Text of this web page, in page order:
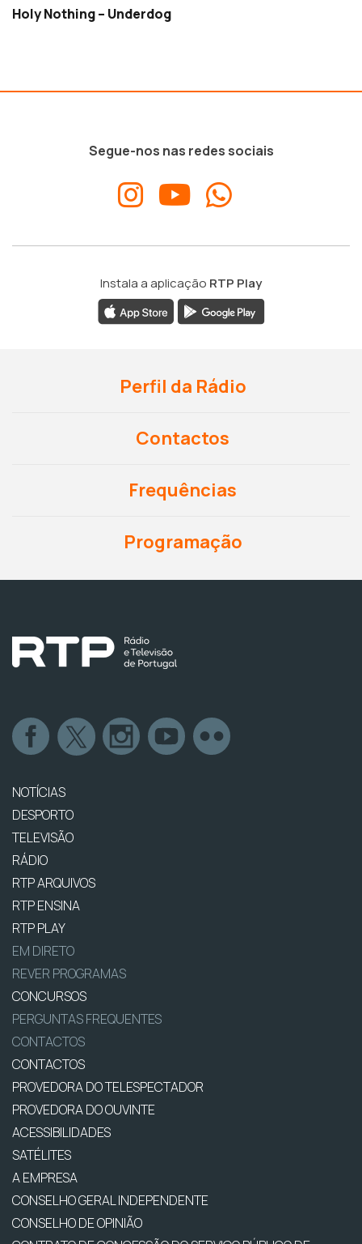
Holy Nothing – Underdog
Segue-nos nas redes sociais
Instala a aplicação RTP Play
Perfil da Rádio
Contactos
Frequências
Programação
NOTÍCIAS
DESPORTO
TELEVISÃO
RÁDIO
RTP ARQUIVOS
RTP ENSINA
RTP PLAY
EM DIRETO
REVER PROGRAMAS
CONCURSOS
PERGUNTAS FREQUENTES
CONTACTOS
CONTACTOS
PROVEDORA DO TELESPECTADOR
PROVEDORA DO OUVINTE
ACESSIBILIDADES
SATÉLITES
A EMPRESA
CONSELHO GERAL INDEPENDENTE
CONSELHO DE OPINIÃO